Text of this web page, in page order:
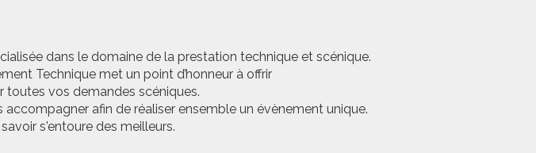
dans le domaine de la prestation technique et scénique.
Technique met un point d’honneur à offrir
toutes vos demandes scéniques.
afin de réaliser ensemble un évènement unique.
s'entoure des meilleurs.